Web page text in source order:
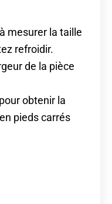
mesurer la taille
refroidir.
de la pièce
obtenir la
pieds carrés